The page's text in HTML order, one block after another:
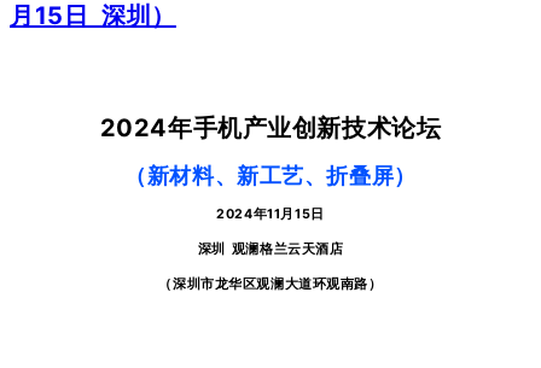
月15日 深圳）
2024年手机产业创新技术论坛
（新材料、新工艺、折叠屏）
2024年11月15日
深圳 观澜格兰云天酒店
（深圳市龙华区观澜大道环观南路）